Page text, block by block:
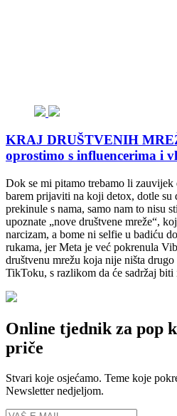
KRAJ DRUŠTVENIH
oprostimo s influencerima i
Dok se mi pitamo trebamo li
barem prijaviti na koji detox, dotle su
prekinule s nama, samo nam to nisu
upoznate „nove društvene mreže“,
narcizam, a bome ni selfie u badiću
rukama, jer Meta je već pokrenula
društvenu mrežu koja nije ništa
TikToku, s razlikom da će sadržaj
Online tjednik za pop
priče
Stvari koje osjećamo. Teme koje
Newsletter nedjeljom.